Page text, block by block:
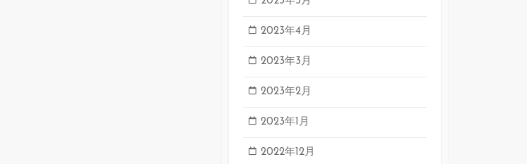
2023年4月
2023年3月
2023年2月
2023年1月
2022年12月